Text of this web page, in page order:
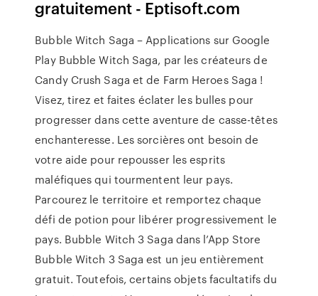
gratuitement - Eptisoft.com
Bubble Witch Saga – Applications sur Google
Play Bubble Witch Saga, par les créateurs de
Candy Crush Saga et de Farm Heroes Saga !
Visez, tirez et faites éclater les bulles pour
progresser dans cette aventure de casse-têtes
enchanteresse. Les sorcières ont besoin de
votre aide pour repousser les esprits
maléfiques qui tourmentent leur pays.
Parcourez le territoire et remportez chaque
défi de potion pour libérer progressivement le
pays. ‎Bubble Witch 3 Saga dans l’App Store
Bubble Witch 3 Saga est un jeu entièrement
gratuit. Toutefois, certains objets facultatifs du